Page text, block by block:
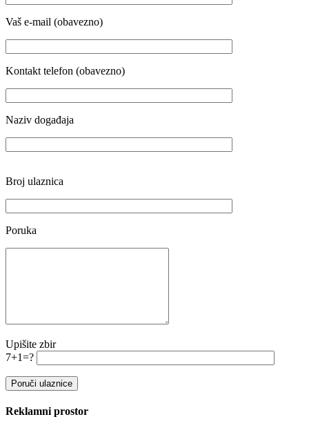
Vaš e-mail (obavezno)
Kontakt telefon (obavezno)
Naziv događaja
Broj ulaznica
Poruka
Upišite zbir
7+1=?
Reklamni prostor